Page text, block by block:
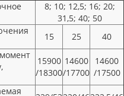
8; 10; 12,5; 16; 20;
31,5; 40; 50
15 25
40
15900
/18300
14600
/17700
14600
/17500